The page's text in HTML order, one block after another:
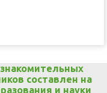
составлен на
и науки